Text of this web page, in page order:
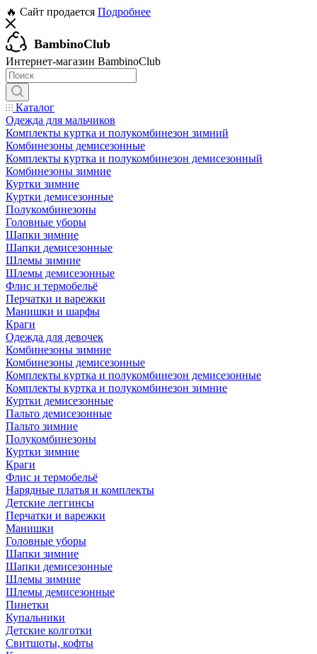
🔥 Сайт продается Подробнее
BambinoClub
Интернет-магазин BambinoClub
Каталог
Одежда для мальчиков
Комплекты куртка и полукомбинезон зимний
Комбинезоны демисезонные
Комплекты куртка и полукомбинезон демисезонный
Комбинезоны зимние
Куртки зимние
Куртки демисезонные
Полукомбинезоны
Головные уборы
Шапки зимние
Шапки демисезонные
Шлемы зимние
Шлемы демисезонные
Флис и термобельё
Перчатки и варежки
Манишки и шарфы
Краги
Одежда для девочек
Комбинезоны зимние
Комбинезоны демисезонные
Комплекты куртка и полукомбинезон демисезонные
Комплекты куртка и полукомбинезон зимние
Куртки демисезонные
Пальто демисезонные
Пальто зимние
Полукомбинезоны
Куртки зимние
Краги
Флис и термобельё
Нарядные платья и комплекты
Детские леггинсы
Перчатки и варежки
Манишки
Головные уборы
Шапки зимние
Шапки демисезонные
Шлемы зимние
Шлемы демисезонные
Пинетки
Купальники
Детские колготки
Свитшоты, кофты